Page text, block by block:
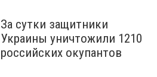
За сутки защитники
Украины уничтожили 1210
российских окупантов